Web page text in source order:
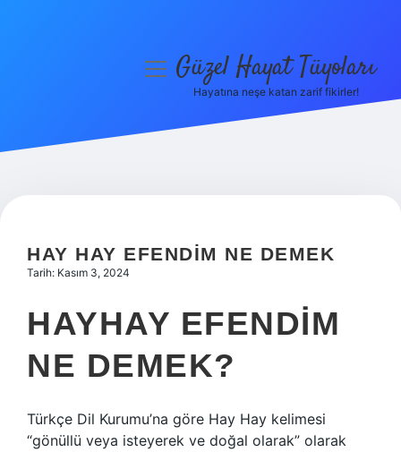
Hakkımızda
menüyüGüzel Hayat Tüyoları
Hayatına neşe katan zarif fikirler!
HAY HAY EFENDIM NE DEMEK
Tarih: Kasım 3, 2024
HAYHAY EFENDIM
NE DEMEK?
Türkçe Dil Kurumu’na göre Hay Hay kelimesi
“gönüllü veya isteyerek ve doğal olarak” olarak